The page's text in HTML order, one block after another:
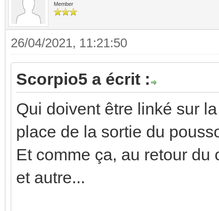
Member
26/04/2021, 11:21:50
Scorpio5 a écrit :
Qui doivent être linké sur
place de la sortie du
Et comme ça, au retour
et autre...